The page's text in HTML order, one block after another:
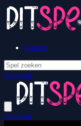
Contact
Inloggen
Inloggen